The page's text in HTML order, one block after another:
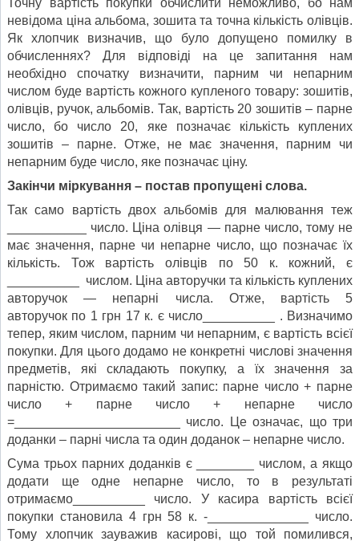
невідома ці­на альбома, зошита та точна кількість олівців.
Як хлопчик визна­чив, що було допущено помилку в
обчисленнях? Для відповіді на це запитання нам
необхідно спочатку визначити, парним чи непарним
числом буде вартість кожного купленого товару: зошитів,
олівців, ручок, альбомів. Так, вартість 20 зошитів – парне
число, бо число 20, яке позначає кількість куплених
зошитів – парне. Отже, не має значення, парним чи
непарним буде число, яке позначає ціну.
Закінчи міркування – постав пропущені слова.
Так само вартість двох альбомів для малювання теж
___________ число. Ціна олівця — парне число, тому не
має значення, парне чи непарне число, що позначає їх
кількість. Тож вартість олівців по 50 к. кожний, є
__________ числом. Ціна авторучки та кількість куплених
авторучок — непарні числа. Отже, вартість 5
авторучок по 1 грн 17 к. є число__________ . Визначимо
тепер, яким числом, парним чи непарним, є вартість всієї
покупки. Для цього додамо не конкретні числові значення
предметів, які складають покупку, а їх значення за
парністю. Отримаємо такий запис: парне число + парне
число + парне число + непарне число
=_______________________ число. Це озна­чає, що три
доданки – парні числа та один доданок – непарне число.
Сума трьох парних доданків є ________ числом, а якщо
додати ще одне непарне число, то в результаті
отримаємо__________ число. У касира вартість всієї
покупки становила 4 грн 58 к. -______________ число.
Тому хлопчик зауважив касирові, що той помилився,